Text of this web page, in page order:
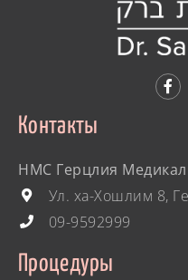
Контакты
HMC Герцлия
Ул. ха-Хошлим 8,
09-9592999
Процедуры